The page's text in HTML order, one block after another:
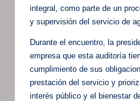
integral, como parte de un
y supervisión del servicio de
Durante el encuentro, la
empresa que esta auditoría
cumplimiento de sus
prestación del servicio y
interés público y el bienestar